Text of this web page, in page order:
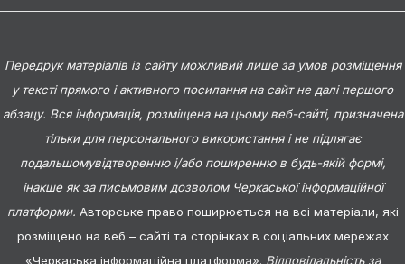
Передрук матеріалів із сайту можливий лише за умов розміщення
у тексті прямого і активного посилання на сайт не далі першого
абзацу. Вся інформація, розміщена на цьому веб-сайті, призначена
тільки для персонального використання і не підлягає
подальшомувідтворенню і/або поширенню в будь-якій формі,
інакше як за письмовим дозволом Черкаської інформаційної
платформи. Авторське право поширюється на всі матеріали, які
розміщено на веб – сайті та сторінках в соціальних мережах
«Черкаська інформаційна платформа». Відповідальність за